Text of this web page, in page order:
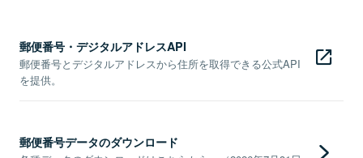
郵便番号・デジタルアドレスAPI
郵便番号とデジタルアドレスから住所を取得できる公式API
を提供。
郵便番号データのダウンロード